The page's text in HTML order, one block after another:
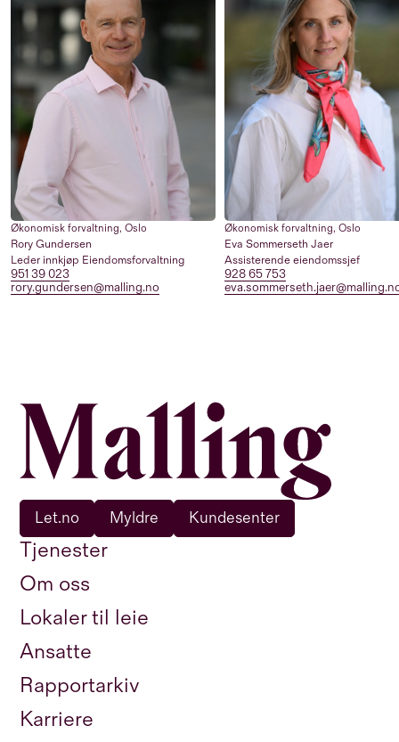
Økonomisk forvaltning, Oslo
Rory Gundersen
Leder innkjøp Eiendomsforvaltning
951 39 023
rory.gundersen@malling.no
Økonomisk forvaltning, Oslo
Eva Sommerseth Jaer
Assisterende eiendomssjef
928 65 753
Tjenester
Om oss
Lokaler til leie
Ansatte
Rapportarkiv
Karriere
Let.no Myldre Kundesenter